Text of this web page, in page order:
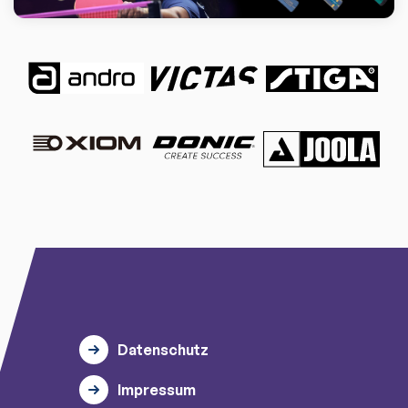
Datenschutz
Impressum